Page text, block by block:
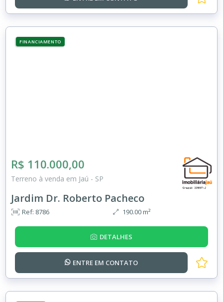
FINANCIAMENTO
R$ 110.000,00
Terreno à venda em Jaú - SP
Jardim Dr. Roberto Pacheco
Ref: 8786 190.00 m²
DETALHES
ENTRE EM CONTATO